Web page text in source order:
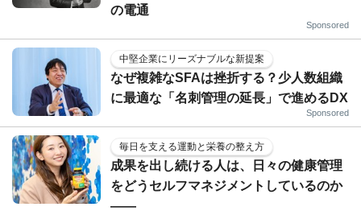
の電通
Sponsored
中堅企業にリーズナブルな新提案
なぜ複雑なSFAは挫折する？少人数組織
に最適な「名刺管理の延長」で進めるDX
Sponsored
毎日を支える運動と栄養の整え方
成果を出し続ける人は、日々の健康管理
をどうセルフマネジメントしているのか
——